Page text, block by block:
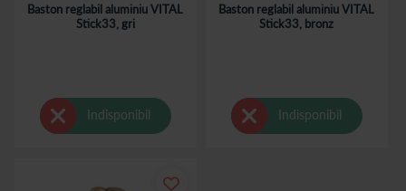
Baston reglabil aluminiu VITAL
Stick33, gri
Indisponibil
Baston reglabil aluminiu VITAL
Stick33, bronz
Indisponibil